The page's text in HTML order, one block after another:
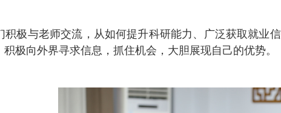
积极与老师交流，从如何提升科研能力、广泛获取就业
极向外界寻求信息，抓住机会，大胆展现自己的优势。